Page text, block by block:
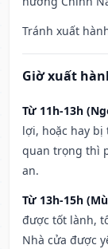
Tránh xuất
Giờ xuất
Từ 11h-13h
lợi, hoặc hay bị
quan trọng thì
an.
Từ 13h-15h
được tốt lành,
Nhà cửa được